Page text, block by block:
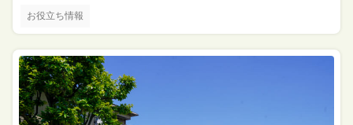
お役立ち情報